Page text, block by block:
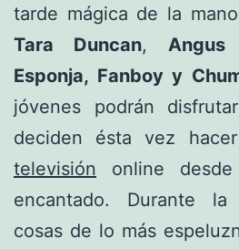
tarde mágica de la
Tara Duncan,
Esponja, Fanboy y
jóvenes podrán
deciden ésta vez
televisión online desde
encantado. Durante la
cosas de lo más